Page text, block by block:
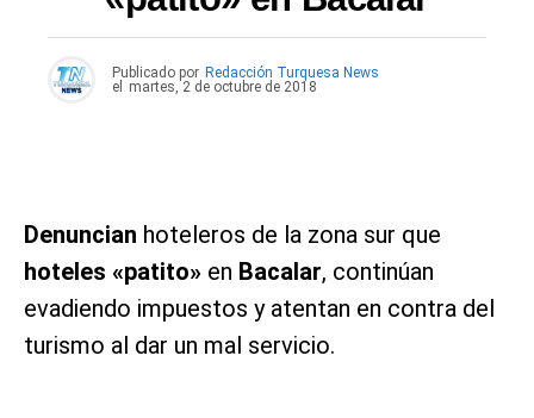
Publicado por Redacción Turquesa News
el
martes, 2 de octubre de 2018
Denuncian hoteleros de la zona sur que
hoteles «patito» en Bacalar, continúan
evadiendo impuestos y atentan en contra del
turismo al dar un mal servicio.